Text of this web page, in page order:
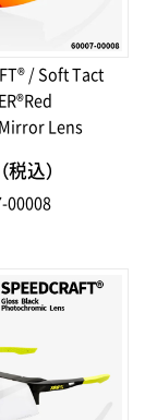
/ Soft Tact
Lens
税込）
00008